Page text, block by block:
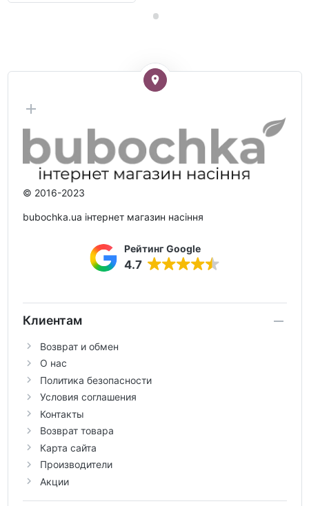
© 2016-2023
bubochka.ua інтернет магазин насіння
Рейтинг Google
4.7
Клиентам
Возврат и обмен
О нас
Политика безопасности
Условия соглашения
Контакты
Возврат товара
Карта сайта
Производители
Акции